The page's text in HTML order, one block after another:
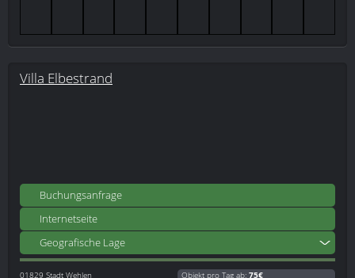
Villa Elbestrand
Buchungsanfrage
Internetseite
Geografische Lage
01829 Stadt Wehlen
Objekt pro Tag ab: 75€